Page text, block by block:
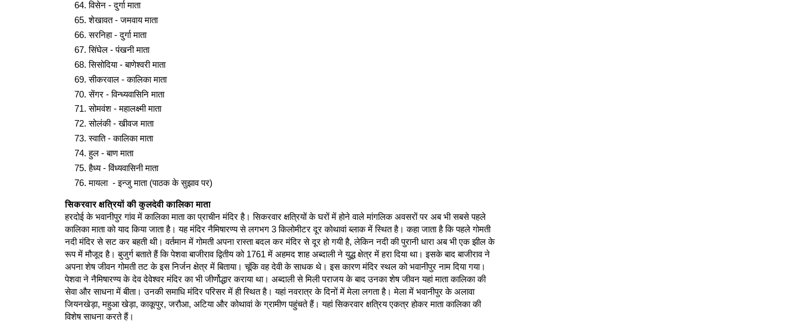
विसेन - दुर्गा माता
शेखावत - जमवाय माता
सरनिहा - दुर्गा माता
सिंघेल - पंखनी माता
सिसोदिया - बाणेश्वरी माता
सीकरवाल - कालिका माता
सेंगर - विन्ध्यवासिनि माता
सोमवंश - महालक्ष्मी माता
सोलंकी - खीवज माता
स्वाति - कालिका माता
हुल - बाण माता
हैध्य - विंध्यवासिनी माता
मायला -इन्जुमाता (पाठक के सुझाव पर)
सिकरवार क्षत्रियों की कुलदेवी कालिका माता
हरदोई के भवानीपुर गांव में कालिका माता का प्राचीन मंदिर है। सिकरवार क्षत्रियों के घरों में होने वाले मांगलिक अवसरों पर अब भी सबसे पहले
कालिका माता को याद किया जाता है। यह मंदिर नैमिषारण्य से लगभग 3 किलोमीटर दूर कोथावां ब्लाक में स्थित है। कहा जाता है कि पहले गोमती
नदी मंदिर से सट कर बहती थी। वर्तमान में गोमती अपना रास्ता बदल कर मंदिर से दूर हो गयी है, लेकिन नदी की पुरानी धारा अब भी एक झील के
रूप में मौजूद है। बुजुर्ग बताते हैं कि पेशवा बाजीराव द्वितीय को 1761 में अहमद शाह अब्दाली ने युद्ध क्षेत्र में हरा दिया था। इसके बाद बाजीराव ने
अपना शेष जीवन गोमती तट के इस निर्जन क्षेत्र में बिताया। चूंकि वह देवी के साधक थे। इस कारण मंदिर स्थल को भवानीपुर नाम दिया गया।
पेशवा ने नैमिषारण्य के देव देवेश्वर मंदिर का भी जीर्णोद्धार कराया था। अब्दाली से मिली पराजय के बाद उनका शेष जीवन यहां माता कालिका की
सेवा और साधना में बीता। उनकी समाधि मंदिर परिसर में ही स्थित है। यहां नवरात्र के दिनों में मेला लगता है। मेला में भवानीपुर के अलावा
जियनखेड़ा, महुआ खेड़ा, काकूपुर, जरौआ, अटिया और कोथावां के ग्रामीण पहुंचते हैं। यहां सिकरवार क्षत्रिय एकत्र होकर माता कालिका की
विशेष साधना करते हैं।